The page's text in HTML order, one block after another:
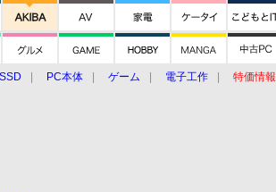
SSD PC本体 ゲーム 電子工作 特価情報